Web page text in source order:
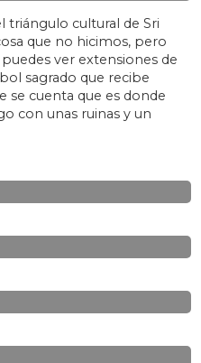
triángulo cultural de Sri
que no hicimos, pero
ver extensiones de
sagrado que recibe
se cuenta que es donde
con unas ruinas y un